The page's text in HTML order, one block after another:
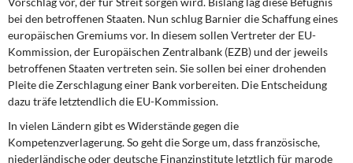
Über mich
Kontakt
bei den betroffenen Staaten. Nun schlug Barnier die Schaffung eines
europäischen Gremiums vor. In diesem sollen Vertreter der EU-
Kommission, der Europäischen Zentralbank (EZB) und der jeweils
betroffenen Staaten vertreten sein. Sie sollen bei einer drohenden
Pleite die Zerschlagung einer Bank vorbereiten. Die Entscheidung
dazu träfe letztendlich die EU-Kommission.
In vielen Ländern gibt es Widerstände gegen die
Kompetenzverlagerung. So geht die Sorge um, dass französische,
niederländische oder deutsche Finanzinstitute letztlich für marode